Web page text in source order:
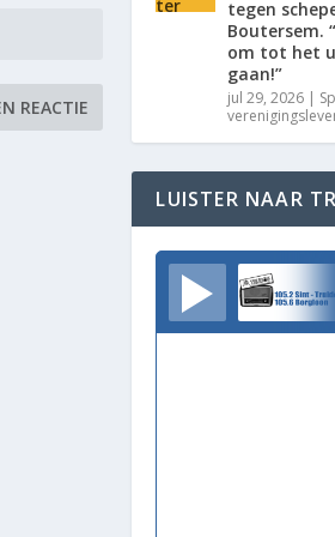
tegen
Boutersem.
om tot het
gaan!”
jul 29, 2026 |
LUISTER NAAR